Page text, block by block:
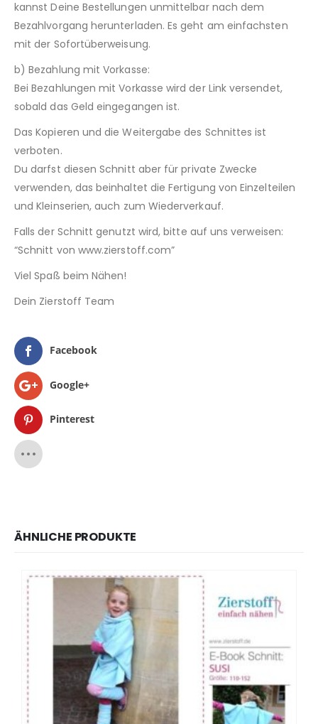
kannst Deine Bestellungen unmittelbar nach dem
Bezahlvorgang herunterladen. Es geht am einfachsten
mit der Sofortüberweisung.
b) Bezahlung mit Vorkasse:
Bei Bezahlungen mit Vorkasse wird der Link versendet,
sobald das Geld eingegangen ist.
Das Kopieren und die Weitergabe des Schnittes ist
verboten.
Du darfst diesen Schnitt aber für private Zwecke
verwenden, das beinhaltet die Fertigung von Einzelteilen
und Kleinserien, auch zum Wiederverkauf.
Falls der Schnitt genutzt wird, bitte auf uns verweisen:
“Schnitt von www.zierstoff.com”
Viel Spaß beim Nähen!
Dein Zierstoff Team
Facebook
Google+
Pinterest
ÄHNLICHE PRODUKTE